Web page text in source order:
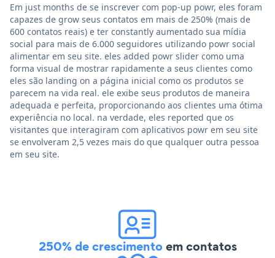
Em just months de se inscrever com pop-up powr, eles foram
capazes de grow seus contatos em mais de 250% (mais de
600 contatos reais) e ter constantly aumentado sua mídia
social para mais de 6.000 seguidores utilizando powr social
alimentar em seu site. eles added powr slider como uma
forma visual de mostrar rapidamente a seus clientes como
eles são landing on a página inicial como os produtos se
parecem na vida real. ele exibe seus produtos de maneira
adequada e perfeita, proporcionando aos clientes uma ótima
experiência no local. na verdade, eles reported que os
visitantes que interagiram com aplicativos powr em seu site
se envolveram 2,5 vezes mais do que qualquer outra pessoa
em seu site.
250% de crescimentoem contatos